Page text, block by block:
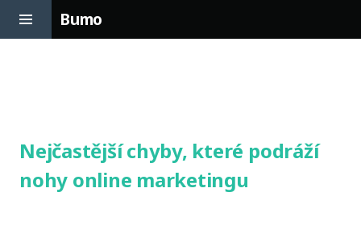
Bumo
Nejčastější chyby, které podráží
nohy online marketingu
Sidebar